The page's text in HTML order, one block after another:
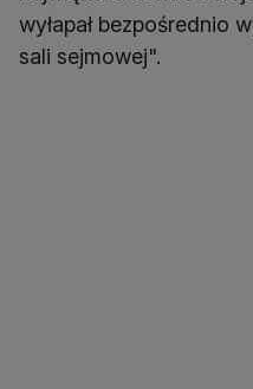
wyłapał bezpośrednio
sali sejmowej".